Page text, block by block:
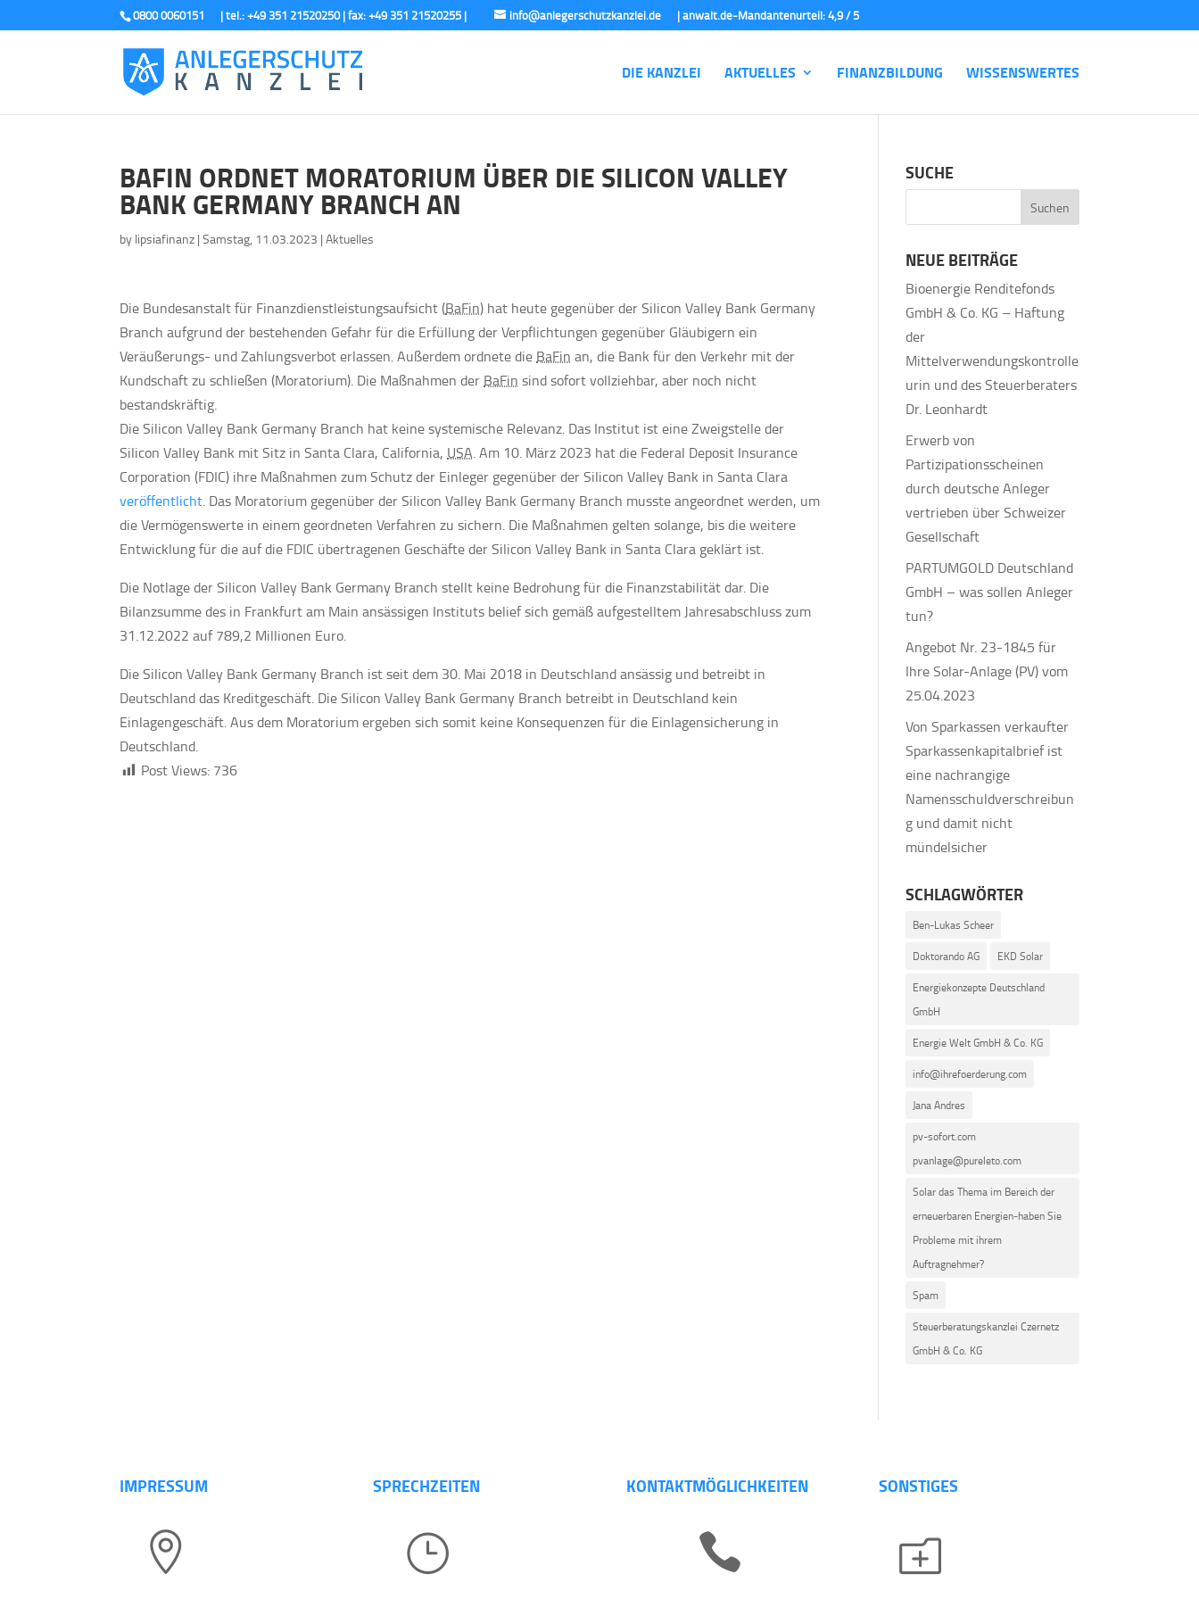
0800 0060151 info@anlegerschutzkanzlei.de
DIE KANZLEI AKTUELLES FINANZBILDUNG WISSENSWERTES
BAFIN ORDNET MORATORIUM ÜBER DIE SILICON VALLEY
BANK GERMANY BRANCH AN
by lipsiafinanz |Samstag, 11.03.2023 |Aktuelles
Die Bundesanstalt für Finanzdienstleistungsaufsicht (BaFin) hat heute gegenüber der Silicon Valley Bank Germany
Branch aufgrund der bestehenden Gefahr für die Erfüllung der Verpflichtungen gegenüber Gläubigern ein
Veräußerungs- und Zahlungsverbot erlassen. Außerdem ordnete die BaFin an, die Bank für den Verkehr mit der
Kundschaft zu schließen (Moratorium). Die Maßnahmen der BaFin sind sofort vollziehbar, aber noch nicht
bestandskräftig.
Die Silicon Valley Bank Germany Branch hat keine systemische Relevanz. Das Institut ist eine Zweigstelle der
Silicon Valley Bank mit Sitz in Santa Clara, California, USA. Am 10. März 2023 hat die Federal Deposit Insurance
Corporation (FDIC) ihre Maßnahmen zum Schutz der Einleger gegenüber der Silicon Valley Bank in Santa Clara
veröffentlicht. Das Moratorium gegenüber der Silicon Valley Bank Germany Branch musste angeordnet werden, um
die Vermögenswerte in einem geordneten Verfahren zu sichern. Die Maßnahmen gelten solange, bis die weitere
Entwicklung für die auf die FDIC übertragenen Geschäfte der Silicon Valley Bank in Santa Clara geklärt ist.
Die Notlage der Silicon Valley Bank Germany Branch stellt keine Bedrohung für die Finanzstabilität dar. Die
Bilanzsumme des in Frankfurt am Main ansässigen Instituts belief sich gemäß aufgestelltem Jahresabschluss zum
31.12.2022 auf 789,2 Millionen Euro.
Die Silicon Valley Bank Germany Branch ist seit dem 30. Mai 2018 in Deutschland ansässig und betreibt in
Deutschland das Kreditgeschäft. Die Silicon Valley Bank Germany Branch betreibt in Deutschland kein
Einlagengeschäft. Aus dem Moratorium ergeben sich somit keine Konsequenzen für die Einlagensicherung in
Deutschland.
Post Views: 736
SUCHE
NEUE BEITRÄGE
Bioenergie Renditefonds
GmbH & Co. KG – Haftung
der
Mittelverwendungskontrolle
urin und des Steuerberaters
Dr. Leonhardt
Erwerb von
Partizipationsscheinen
durch deutsche Anleger
vertrieben über Schweizer
Gesellschaft
PARTUMGOLD Deutschland
GmbH – was sollen Anleger
tun?
Angebot Nr. 23-1845 für
Ihre Solar-Anlage (PV) vom
25.04.2023
Von Sparkassen verkaufter
Sparkassenkapitalbrief ist
eine nachrangige
Namensschuldverschreibun
g und damit nicht
mündelsicher
SCHLAGWÖRTER
Ben-Lukas Scheer
Doktorando AG EKD Solar
Energiekonzepte Deutschland
GmbH
Energie Welt GmbH & Co. KG
info@ihrefoerderung.com
Jana Andres
pv-sofort.com
pvanlage@pureleto.com
Solar das Thema im Bereich der
erneuerbaren Energien-haben Sie
Probleme mit ihrem
Auftragnehmer?
Spam
Steuerberatungskanzlei Czernetz
GmbH & Co. KG
IMPRESSUM

SPRECHZEITEN
}
KONTAKTMÖGLICHKEITEN

SONSTIGES
o